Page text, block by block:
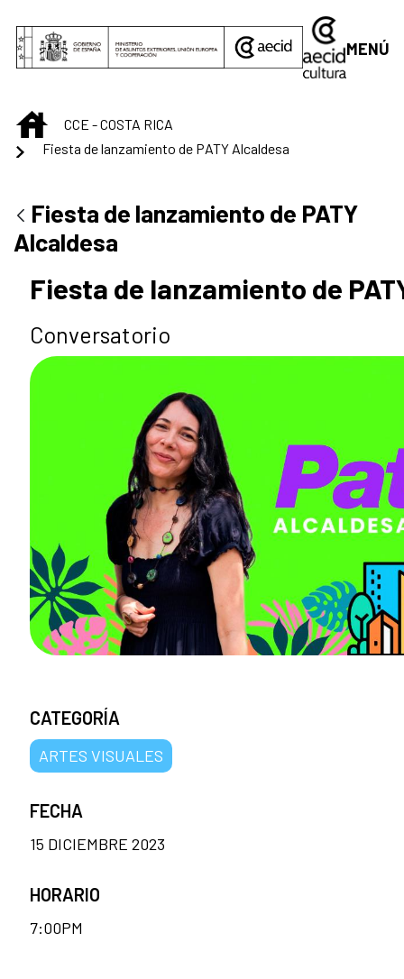
MENÚ
INICIO
CCE - COSTA RICA
Fiesta de lanzamiento de PATY Alcaldesa
Fiesta de lanzamiento de PATY
Alcaldesa
Fiesta de lanzamiento de
Conversatorio
CATEGORÍA
ARTES VISUALES
FECHA
15 DICIEMBRE 2023
HORARIO
7:00PM